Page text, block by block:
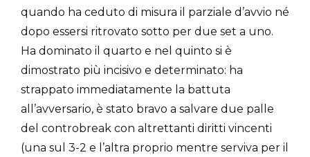
quando ha ceduto di misura il parziale d’avvio né
dopo essersi ritrovato sotto per due set a uno.
Ha dominato il quarto e nel quinto si è
dimostrato più incisivo e determinato: ha
strappato immediatamente la battuta
all’avversario, è stato bravo a salvare due palle
del controbreak con altrettanti diritti vincenti
(una sul 3-2 e l’altra proprio mentre serviva per il